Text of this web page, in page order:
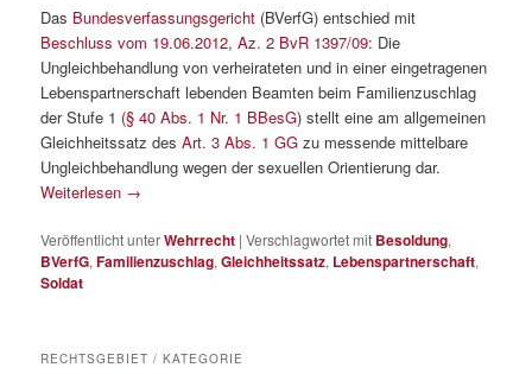
Das Bundesverfassungsgericht (BVerfG) entschied mit
Beschluss vom 19.06.2012, Az. 2 BvR 1397/09: Die
Ungleichbehandlung von verheirateten und in einer eingetragenen
Lebenspartnerschaft lebenden Beamten beim Familienzuschlag
der Stufe 1 (§ 40 Abs. 1 Nr. 1 BBesG) stellt eine am allgemeinen
Gleichheitssatz desArt. 3 Abs. 1 GG zu messende mittelbare
Ungleichbehandlung wegen der sexuellen Orientierung dar.
Weiterlesen →
Veröffentlicht unterWehrrecht |Verschlagwortet mit Besoldung,
BVerfG,Familienzuschlag,Gleichheitssatz, Lebenspartnerschaft,
Soldat
RECHTSGEBIET / KATEGORIE